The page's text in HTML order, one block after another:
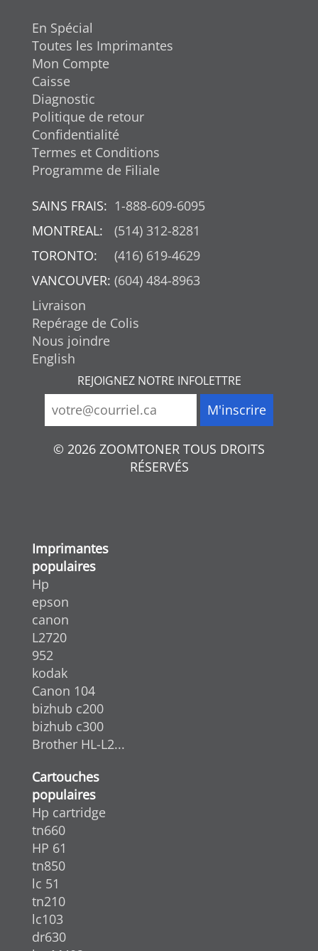
En Spécial
Toutes les Imprimantes
Mon Compte
Caisse
Diagnostic
Politique de retour
Confidentialité
Termes et Conditions
Programme de Filiale
SAINS FRAIS: 1-888-609-6095
MONTREAL:
(514) 312-8281
TORONTO:
(416) 619-4629
VANCOUVER: (604) 484-8963
Livraison
Repérage de Colis
Nous joindre
English
REJOIGNEZ NOTRE INFOLETTRE
© 2026 ZOOMTONER TOUS DROITS
RÉSERVÉS
Imprimantes
populaires
Hp
epson
canon
L2720
952
kodak
Canon 104
bizhub c200
bizhub c300
Brother HL-L2...
Cartouches
populaires
Hp cartridge
tn660
HP 61
tn850
lc 51
tn210
lc103
dr630